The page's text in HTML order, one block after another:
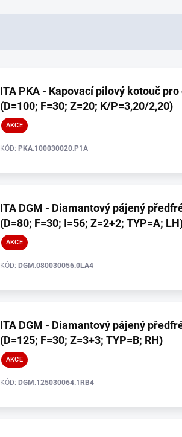
ITA PKA - Kapovací pilový kotouč
(D=100; F=30; Z=20; K/P=3,20/2,20)
AKCE
KÓD: PKA.100030020.P1A
ITA DGM - Diamantový pájený
(D=80; F=30; I=56; Z=2+2; TYP=A;
AKCE
KÓD: DGM.080030056.0LA4
ITA DGM - Diamantový pájený
(D=125; F=30; Z=3+3; TYP=B; RH)
AKCE
KÓD: DGM.125030064.1RB4